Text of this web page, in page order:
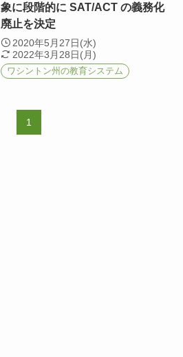
象に段階的に SAT/ACT の義務化
廃止を決定
2020年5月27日(水)
2022年3月28日(月)
ワシントン州の教育システム
1